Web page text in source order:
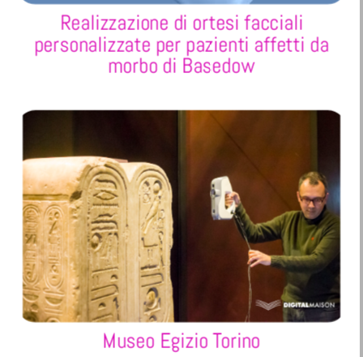
Realizzazione di ortesi facciali
personalizzate per pazienti affetti da
morbo di Basedow
Museo Egizio Torino